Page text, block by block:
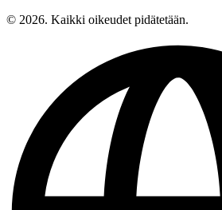
© 2026. Kaikki oikeudet pidätetään.